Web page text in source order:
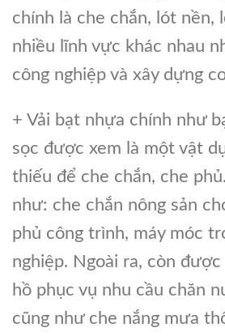
chính là che chắn, lót nền,
nhiều lĩnh vực khác nhau
công nghiệp và xây dựng
+ Vải bạt nhựa chính như
sọc được xem là một vật
thiếu để che chắn, che
như: che chắn nông sản
phủ công trình, máy móc
nghiệp. Ngoài ra, còn
hồ phục vụ nhu cầu chăn
cũng như che nắng mưa